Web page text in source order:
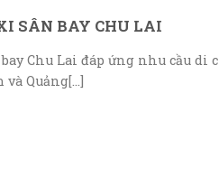
SÂN BAY CHU LAI
Chu Lai đáp ứng nhu cầu di
và Quảng[...]